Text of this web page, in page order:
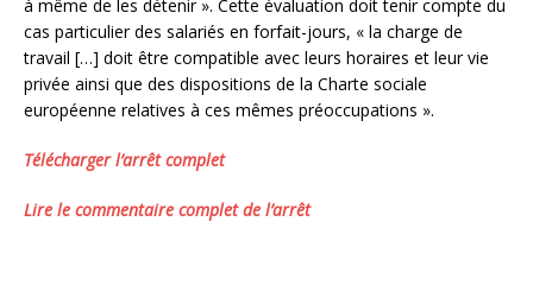
à même de les détenir ». Cette évaluation doit tenir compte du
cas particulier des salariés en forfait-jours, « la charge de
travail […] doit être compatible avec leurs horaires et leur vie
privée ainsi que des dispositions de la Charte sociale
européenne relatives à ces mêmes préoccupations ».
Télécharger l’arrêt complet
Lire le commentaire complet de l’arrêt